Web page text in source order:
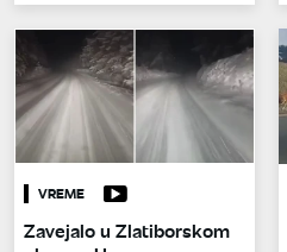
VREME
Zavejalo u Zlatiborskom